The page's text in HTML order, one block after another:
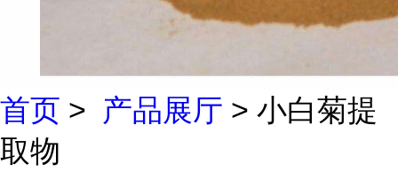
首页 > 产品展厅 > 小白菊提
取物